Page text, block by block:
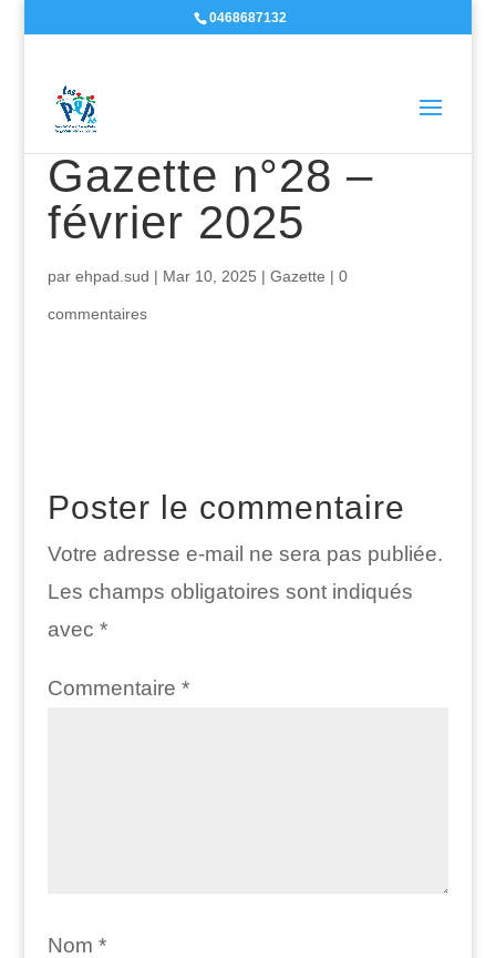
0468687132
Gazette n°28 –
février 2025
par ehpad.sud | Mar 10, 2025 | Gazette | 0
commentaires
Poster le commentaire
Votre adresse e-mail ne sera pas publiée.
Les champs obligatoires sont indiqués
avec *
Commentaire *
Nom *